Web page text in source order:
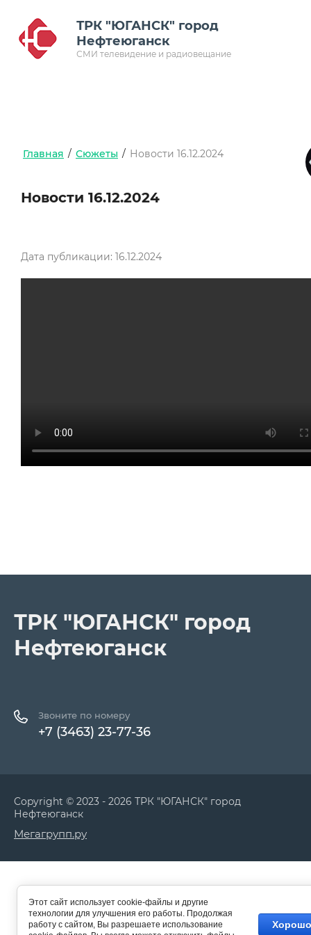
ТРК "ЮГАНСК" город
Нефтеюганск
СМИ телевидение и радиовещание
Главная / Сюжеты / Новости 16.12.2024
Новости 16.12.2024
Дата публикации: 16.12.2024
ТРК "ЮГАНСК" город
Нефтеюганск
Звоните по номеру
+7 (3463) 23-77-36
Copyright © 2023 - 2026 ТРК "ЮГАНСК" город
Нефтеюганск
Мегагрупп.ру
Этот сайт использует cookie-файлы и другие
технологии для улучшения его работы. Продолжая
работу с сайтом, Вы разрешаете использование